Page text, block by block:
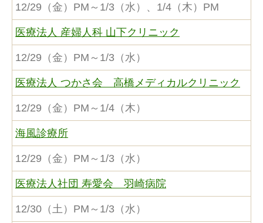
12/29（金）PM～1/3（水）、1/4（木）PM
医療法人 産婦人科 山下クリニック
12/29（金）PM～1/3（水）
医療法人 つかさ会 高橋メディカルクリニック
12/29（金）PM～1/4（木）
海風診療所
12/29（金）PM～1/3（水）
医療法人社団 寿愛会 羽崎病院
12/30（土）PM～1/3（水）